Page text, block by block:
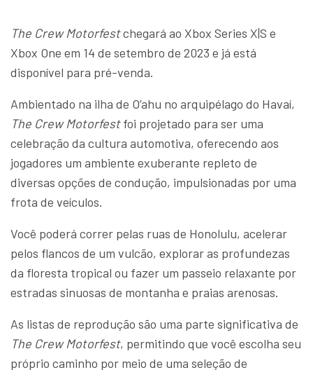
The Crew Motorfestchegará ao Xbox Series X|S e
Xbox One em 14 de setembro de 2023 e já está
disponível para pré-venda.
Ambientado na ilha de O’ahu no arquipélago do Havaí,
The Crew Motorfestfoi projetado para ser uma
celebração da cultura automotiva, oferecendo aos
jogadores um ambiente exuberante repleto de
diversas opções de condução, impulsionadas por uma
frota de veículos.
Você poderá correr pelas ruas de Honolulu, acelerar
pelos flancos de um vulcão, explorar as profundezas
da floresta tropical ou fazer um passeio relaxante por
estradas sinuosas de montanha e praias arenosas.
As listas de reprodução são uma parte significativa de
The Crew Motorfest, permitindo que você escolha seu
próprio caminho por meio de uma seleção de